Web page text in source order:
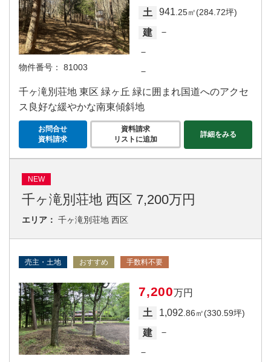
物件番号： 81003
土
941 .25㎡(284.72坪)
建
－
－
－
千ヶ滝別荘地 東区 緑ヶ丘 緑に囲まれ国道へのアクセ
ス良好な緩やかな南東傾斜地
お問合せ
資料請求
資料請求
リストに追加
詳細をみる
千ヶ滝別荘地 西区 7,200万円
NEW
エリア： 千ヶ滝別荘地 西区
売主・土地 おすすめ 手数料不要
7,200万円
土
1,092 .86㎡(330.59坪)
建
－
－